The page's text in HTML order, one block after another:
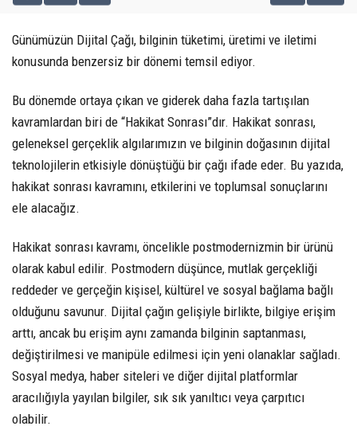
Günümüzün Dijital Çağı, bilginin tüketimi, üretimi ve iletimi
konusunda benzersiz bir dönemi temsil ediyor.
Bu dönemde ortaya çıkan ve giderek daha fazla tartışılan
kavramlardan biri de “Hakikat Sonrası”dır. Hakikat sonrası,
geleneksel gerçeklik algılarımızın ve bilginin doğasının dijital
teknolojilerin etkisiyle dönüştüğü bir çağı ifade eder. Bu yazıda,
hakikat sonrası kavramını, etkilerini ve toplumsal sonuçlarını
ele alacağız.
Hakikat sonrası kavramı, öncelikle postmodernizmin bir ürünü
olarak kabul edilir. Postmodern düşünce, mutlak gerçekliği
reddeder ve gerçeğin kişisel, kültürel ve sosyal bağlama bağlı
olduğunu savunur. Dijital çağın gelişiyle birlikte, bilgiye erişim
arttı, ancak bu erişim aynı zamanda bilginin saptanması,
değiştirilmesi ve manipüle edilmesi için yeni olanaklar sağladı.
Sosyal medya, haber siteleri ve diğer dijital platformlar
aracılığıyla yayılan bilgiler, sık sık yanıltıcı veya çarpıtıcı
olabilir.